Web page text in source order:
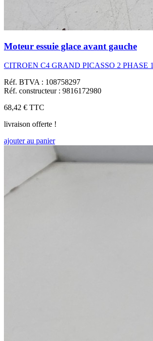
Moteur essuie glace avant gauche
CITROEN C4 GRAND PICASSO 2 PHASE 1
Réf. BTVA : 108758297
Réf. constructeur : 9816172980
68,42 € TTC
livraison offerte !
ajouter au panier